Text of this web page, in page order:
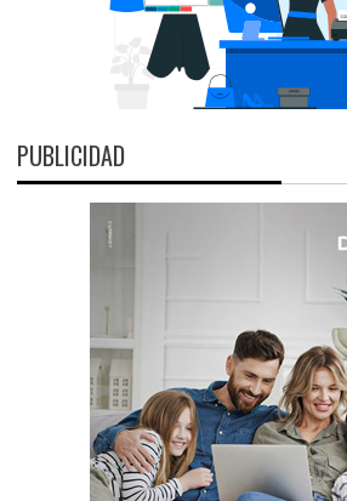
PUBLICIDAD